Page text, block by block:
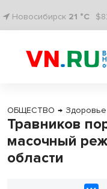
Новосибирск 21 °C
ОБЩЕСТВО → Здоровье
Травников
масочный
области